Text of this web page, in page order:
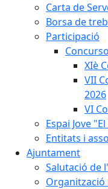
Carta de
Borsa de
Participació
XIè
VII
2026
VI
Espai Jove
Entitats i
Ajuntament
Salutació de
Organització